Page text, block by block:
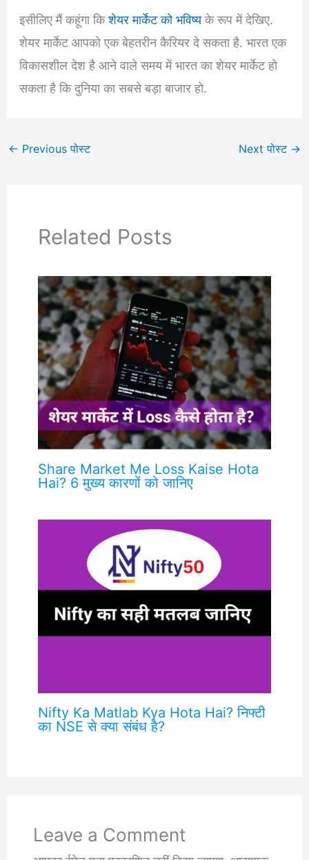
इसीलिए मैं कहूंगा किशेयर मार्केट को भविष्यके रूप में देखिए.
शेयर मार्केट आपको एक बेहतरीन कैरियर दे सकता है. भारत एक
विकासशील देश है आने वाले समय में भारत का शेयर मार्केट हो
सकता है कि दुनिया का सबसे बड़ा बाजार हो.
← Previous पोस्ट Next पोस्ट →
Related Posts
Share Market Me Loss Kaise Hota
Hai? 6 मुख्य कारणों को जानिए
Nifty Ka Matlab Kya Hota Hai? निफ्टी
का NSE से क्या संबंध है?
Leave a Comment